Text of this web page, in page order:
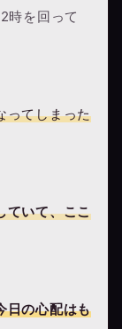
時を回って
ってしまった
ていて、ここ
日の心配はも